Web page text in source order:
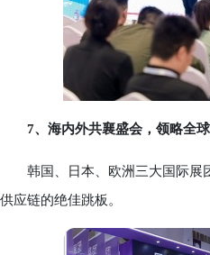
7、海内外共襄盛会，领略全
韩国、日本、欧洲三大国际展团
供应链的绝佳跳板。